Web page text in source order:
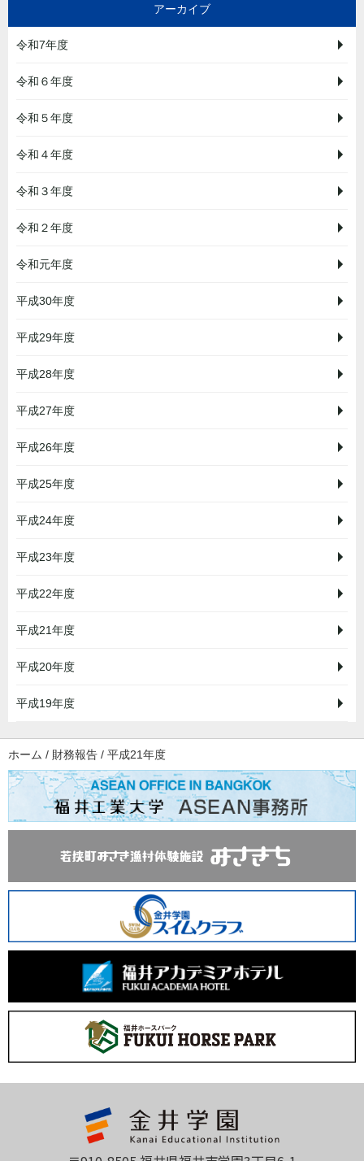
アーカイブ
令和7年度
令和６年度
令和５年度
令和４年度
令和３年度
令和２年度
令和元年度
平成30年度
平成29年度
平成28年度
平成27年度
平成26年度
平成25年度
平成24年度
平成23年度
平成22年度
平成21年度
平成20年度
平成19年度
ホーム / 財務報告 / 平成21年度